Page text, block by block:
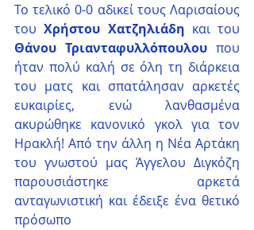
Το τελικό 0-0 αδικεί τους Λαρισαίους
του Χρήστου Χατζηλιάδη
Θάνου Τριανταφυλλόπουλου που
ήταν πολύ καλή σε όλη τη διάρκεια
του ματς και σπατάλησαν αρκετές
ευκαιρίες, ενώ λανθασμένα
ακυρώθηκε κανονικό γκολ για τον
Ηρακλή! Από την άλλη η Νέα Αρτάκη
του γνωστού μας Άγγελου Διγκόζη
παρουσιάστηκε αρκετά
ανταγωνιστική και έδειξε ένα θετικό
πρόσωπο